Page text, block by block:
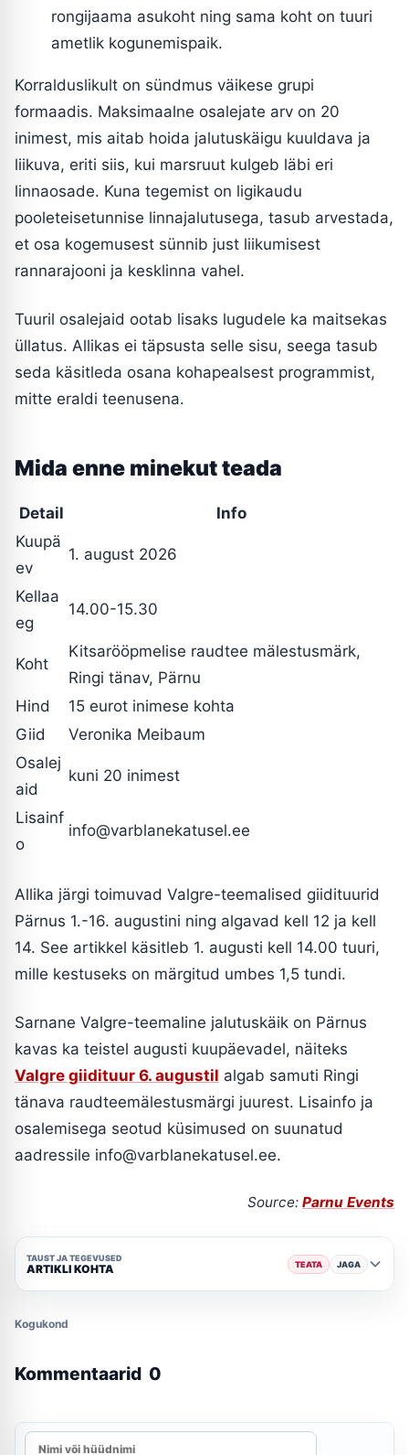
rongijaama asukoht ning sama koht on tuuri
ametlik kogunemispaik.
Korralduslikult on sündmus väikese grupi
formaadis. Maksimaalne osalejate arv on 20
inimest, mis aitab hoida jalutuskäigu kuuldava ja
liikuva, eriti siis, kui marsruut kulgeb läbi eri
linnaosade. Kuna tegemist on ligikaudu
pooleteisetunnise linnajalutusega, tasub arvestada,
et osa kogemusest sünnib just liikumisest
rannarajooni ja kesklinna vahel.
Tuuril osalejaid ootab lisaks lugudele ka maitsekas
üllatus. Allikas ei täpsusta selle sisu, seega tasub
seda käsitleda osana kohapealsest programmist,
mitte eraldi teenusena.
Mida enne minekut teada
Detail
Info
Kuupä
ev
1. august 2026
Kellaa
eg
14.00-15.30
Koht
Kitsarööpmelise raudtee mälestusmärk,
Ringi tänav, Pärnu
Hind
15 eurot inimese kohta
Giid
Veronika Meibaum
Osalej
aid
kuni 20 inimest
Lisainf
o
info@varblanekatusel.ee
Allika järgi toimuvad Valgre-teemalised giidituurid
Pärnus 1.-16. augustini ning algavad kell 12 ja kell
14. See artikkel käsitleb 1. augusti kell 14.00 tuuri,
mille kestuseks on märgitud umbes 1,5 tundi.
Sarnane Valgre-teemaline jalutuskäik on Pärnus
kavas ka teistel augusti kuupäevadel, näiteks
Valgre giidituur 6. augustil algab samuti Ringi
tänava raudteemälestusmärgi juurest. Lisainfo ja
osalemisega seotud küsimused on suunatud
aadressile info@varblanekatusel.ee.
Source: Parnu Events
TAUST JA TEGEVUSED
ARTIKLI KOHTA TEATA JAGA
Kogukond
Kommentaarid 0